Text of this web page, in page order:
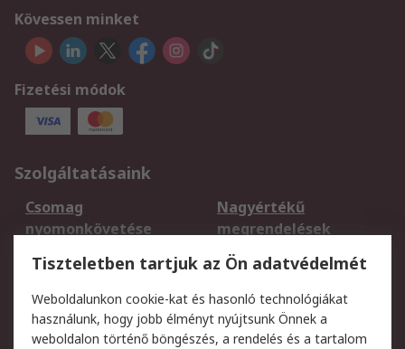
Kövessen minket
Fizetési módok
Szolgáltatásaink
Csomag
nyomonkövetése
Nagyértékű
megrendelések
Regisztráció
Szállítás
Termékvisszaküldés
Szolgáltatások
Tiszteletben tartjuk az Ön adatvédelmét
Weboldalunkon cookie-kat és hasonló technológiákat
használunk, hogy jobb élményt nyújtsunk Önnek a
weboldalon történő böngészés, a rendelés és a tartalom